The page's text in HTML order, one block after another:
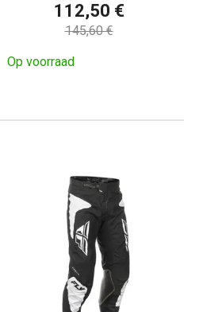
112,50 €
145,60 €
Op voorraad